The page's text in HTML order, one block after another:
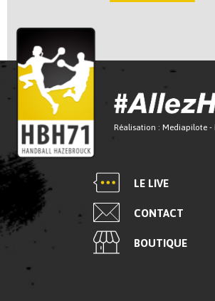
Réalisation : Mediapilote -
LE LIVE
CONTACT
BOUTIQUE